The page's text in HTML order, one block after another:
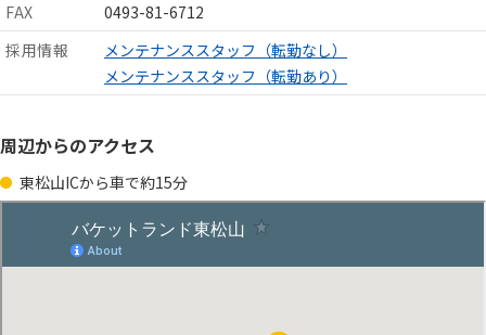
FAX
0493-81-6712
採用情報
メンテナンススタッフ（転勤なし）
メンテナンススタッフ（転勤あり）
周辺からのアクセス
東松山ICから車で約15分